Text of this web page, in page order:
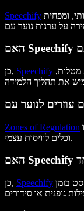
Speechify ומפחית
כן, Speechify
Zones of Regulation
וכלים לוויסות עצמי.
כן, Speechify